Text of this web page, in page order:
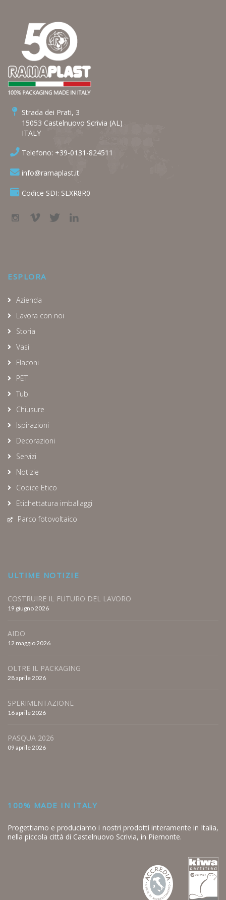
Strada dei Prati, 3
15053 Castelnuovo Scrivia (AL)
ITALY
Telefono: +39-0131-824511
info@ramaplast.it
Codice SDI: SLXR8R0
ESPLORA
Azienda
Lavora con noi
Storia
Vasi
Flaconi
PET
Tubi
Chiusure
Ispirazioni
Decorazioni
Servizi
Notizie
Codice Etico
Etichettatura imballaggi
Parco fotovoltaico
ULTIME NOTIZIE
COSTRUIRE IL FUTURO DEL LAVORO
19 giugno 2026
AIDO
12 maggio 2026
OLTRE IL PACKAGING
28 aprile 2026
SPERIMENTAZIONE
16 aprile 2026
PASQUA 2026
09 aprile 2026
100% MADE IN ITALY
Progettiamo e produciamo i nostri prodotti interamente in Italia,
nella piccola città di Castelnuovo Scrivia, in Piemonte.